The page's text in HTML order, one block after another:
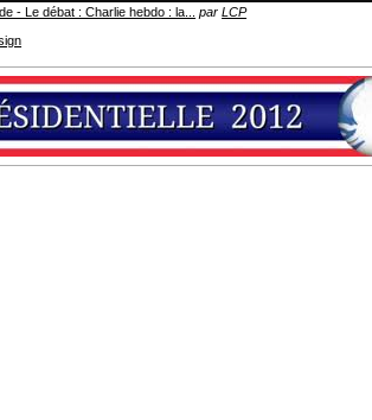
- Le débat : Charlie hebdo : la... parLCP